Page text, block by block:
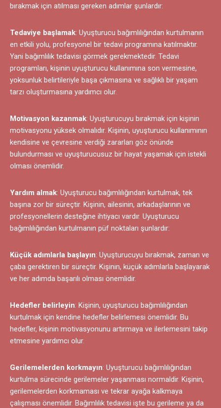
bırakmak için atılması gereken adımlar şunlardır:
Tedaviye başlamak: Uyuşturucu bağımlılığından kurtulmanın
en etkili yolu, profesyonel bir tedavi programına katılmaktır.
Yani bağımlılık tedavisi görmek gerekmektedir. Tedavi
programları, kişinin uyuşturucu kullanımına son vermesine,
yoksunluk belirtileriyle başa çıkmasına ve sağlıklı bir yaşam
tarzı oluşturmasına yardımcı olur.
Motivasyon kazanmak: Uyuşturucuyu bırakmak için kişinin
motivasyonu yüksek olmalıdır. Kişinin, uyuşturucu kullanımının
kendisine ve çevresine verdiği zararları göz önünde
bulundurması ve uyuşturucusuz bir hayat yaşamak için istekli
olması önemlidir.
Yardım almak: Uyuşturucu bağımlılığından kurtulmak, tek
başına zor bir süreçtir. Kişinin, ailesinin, arkadaşlarının ve
profesyonellerin desteğine ihtiyacı vardır. Uyuşturucu
bağımlılığından kurtulmanın püf noktaları şunlardır:
Küçük adımlarla başlayın: Uyuşturucuyu bırakmak, zaman ve
çaba gerektiren bir süreçtir. Kişinin, küçük adımlarla başlayarak
ve her adımda başarılı olması önemlidir.
Hedefler belirleyin: Kişinin, uyuşturucu bağımlılığından
kurtulmak için kendine hedefler belirlemesi önemlidir. Bu
hedefler, kişinin motivasyonunu artırmaya ve ilerlemesini takip
etmesine yardımcı olur.
Gerilemelerden korkmayın: Uyuşturucu bağımlılığından
kurtulma sürecinde gerilemeler yaşanması normaldir. Kişinin,
gerilemelerden korkmaması ve tekrar ayağa kalkmaya
çalışması önemlidir. Bağımlılık tedavisi işte bu gerileme ya da